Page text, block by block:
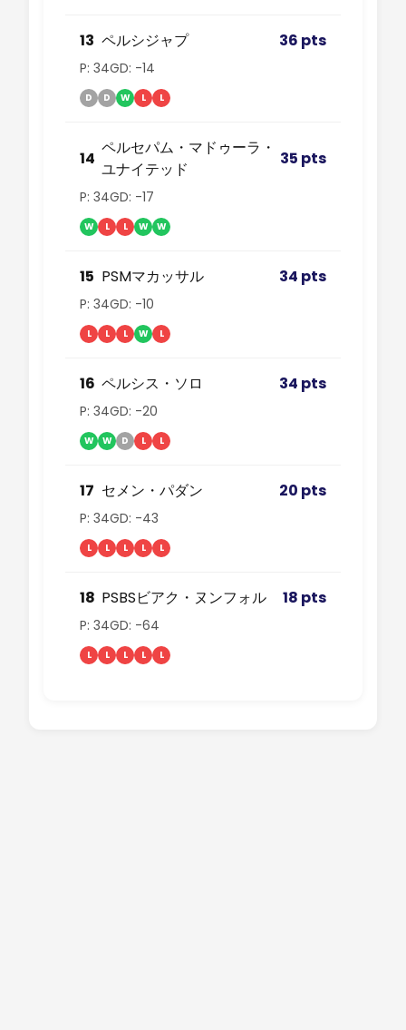
13 ペルシジャプ 36 pts
P: 34GD: -14
D D W L L
14
ペルセパム・マドゥーラ・
ユナイテッド
35 pts
P: 34GD: -17
W L L W W
15 PSMマカッサル 34 pts
P: 34GD: -10
L L L W L
16 ペルシス・ソロ 34 pts
P: 34GD: -20
W W D L L
17 セメン・パダン 20 pts
P: 34GD: -43
L L L L L
18 PSBSビアク・ヌンフォル 18 pts
P: 34GD: -64
L L L L L